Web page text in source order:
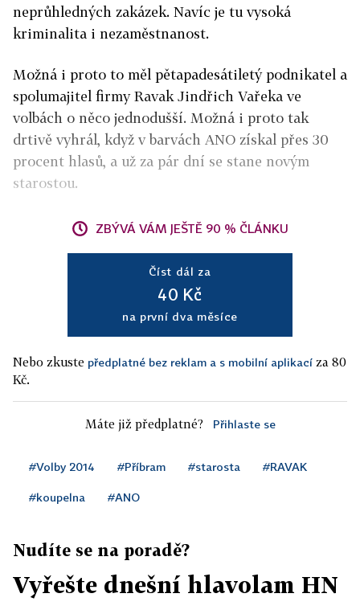
neprůhledných zakázek. Navíc je tu vysoká
kriminalita i nezaměstnanost.
Možná i proto to měl pětapadesátiletý podnikatel a
spolumajitel firmy Ravak Jindřich Vařeka ve
volbách o něco jednodušší. Možná i proto tak
drtivě vyhrál, když v barvách ANO získal přes 30
procent hlasů, a už za pár dní se stane novým
starostou.
ZBÝVÁ VÁM JEŠTĚ 90 % ČLÁNKU
Číst dál za
40 Kč
na první dva měsíce
Nebo zkuste předplatné bez reklam a s mobilní aplikací za 80
Kč.
Máte již předplatné? Přihlaste se
#Volby 2014 #Příbram #starosta #RAVAK
#koupelna #ANO
Nudíte se na poradě?
Vyřešte dnešní hlavolam HN